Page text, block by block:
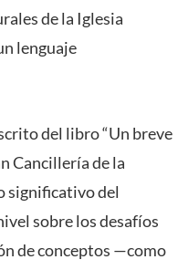
de la Iglesia
lenguaje
del libro “Un breve
Cancillería de la
significativo del
sobre los desafíos
de conceptos —como